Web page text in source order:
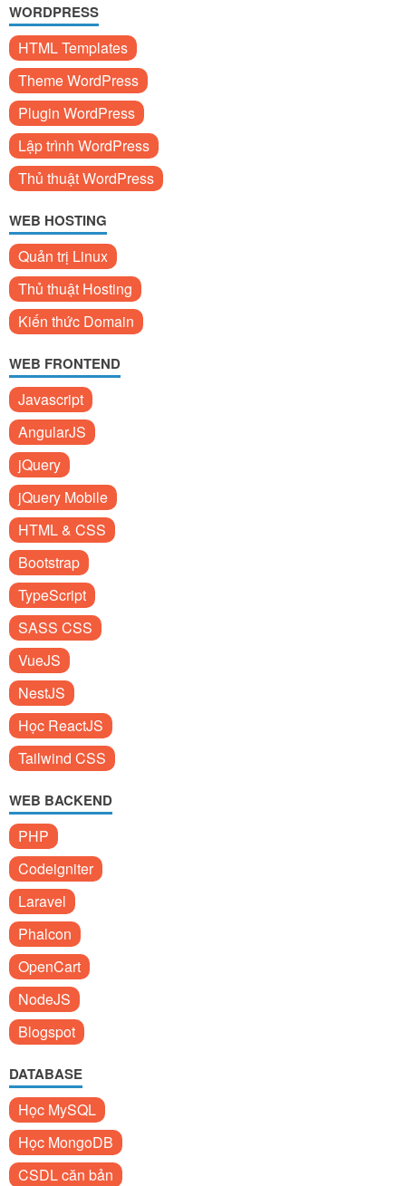
WORDPRESS
HTML Templates
Theme WordPress
Plugin WordPress
Lập trình WordPress
Thủ thuật WordPress
WEB HOSTING
Quản trị Linux
Thủ thuật Hosting
Kiến thức Domain
WEB FRONTEND
Javascript
AngularJS
jQuery
jQuery Mobile
HTML & CSS
Bootstrap
TypeScript
SASS CSS
VueJS
NestJS
Học ReactJS
Tailwind CSS
WEB BACKEND
PHP
Codeigniter
Laravel
Phalcon
OpenCart
NodeJS
Blogspot
DATABASE
Học MySQL
Học MongoDB
CSDL căn bản